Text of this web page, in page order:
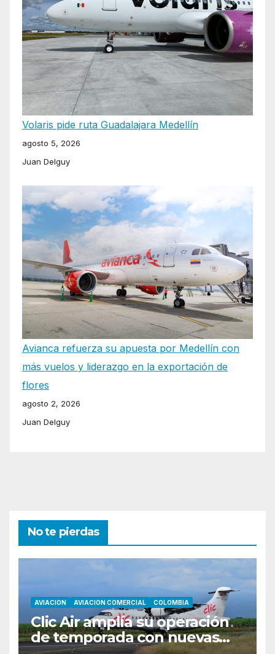
Volaris pide ruta Guadalajara Medellín
agosto 5, 2026
Juan Delguy
Avianca refuerza su apuesta por Medellín con
más vuelos y liderazgo en la exportación de
flores
agosto 2, 2026
Juan Delguy
No te pierdas
AVIACION AVIACION COMERCIAL COLOMBIA
Clic Air amplía su operación
de temporada con nuevas